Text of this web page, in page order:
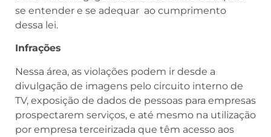
se entender e se adequar ao cumprimento
dessa lei.
Infrações
Nessa área, as violações podem ir desde a
divulgação de imagens pelo circuito interno de
TV, exposição de dados de pessoas para empresas
prospectarem serviços, e até mesmo na utilização
por empresa terceirizada que têm acesso aos